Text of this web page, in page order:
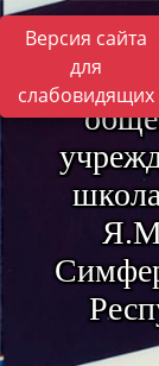
Версия сайта
для
слабовидящих